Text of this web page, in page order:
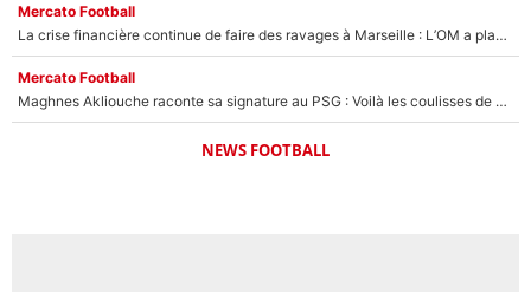
Mercato Football
La crise financière continue de faire des ravages à Marseille : L’OM a placé 12 joueurs sur le marché des transferts… et ça pourrait lui rapporter près de 100M€ !
Mercato Football
Maghnes Akliouche raconte sa signature au PSG : Voilà les coulisses de son transfert de rêve à 50M€
NEWS FOOTBALL